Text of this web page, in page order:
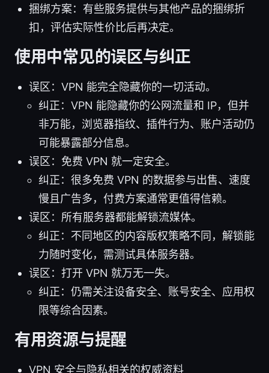
捆绑方案：有些服务提供与其他产品的捆绑折
扣，评估实际性价比后再决定。
使用中常见的误区与纠正
误区：VPN 能完全隐藏你的一切活动。
纠正：VPN 能隐藏你的公网流量和 IP，但并
非万能，浏览器指纹、插件行为、账户活动仍
可能暴露部分信息。
误区：免费 VPN 就一定安全。
纠正：很多免费 VPN 的数据参与出售、速度
慢且广告多，付费方案通常更值得信赖。
误区：所有服务器都能解锁流媒体。
纠正：不同地区的内容版权策略不同，解锁能
力随时变化，需测试具体服务器。
误区：打开 VPN 就万无一失。
纠正：仍需关注设备安全、账号安全、应用权
限等综合因素。
有用资源与提醒
VPN 安全与隐私相关的权威资料